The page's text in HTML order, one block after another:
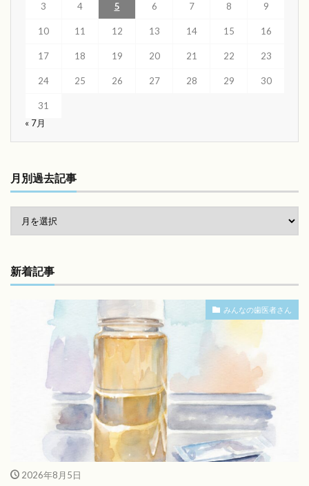
3 4 5 6 7 8 9
10 11 12 13 14 15 16
17 18 19 20 21 22 23
24 25 26 27 28 29 30
31
« 7月
月別過去記事
新着記事
みんなの歯医者さん
2026年8月5日